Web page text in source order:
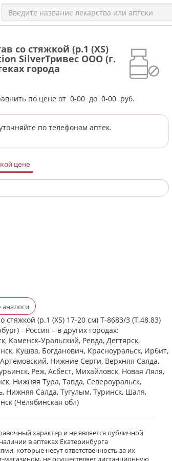
со стяжкой (р.1 (XS)
SilverТривес ООО (г.
города
по цене от 0-00 до 0-00 руб.
по телефонам аптек.
цене
аналоги
(р.1 (XS) 17-20 см) Т-8683/3 (Т.48.83)
- Россия – в других городах:
Каменск-Уральский, Ревда, Дегтярск,
Кушва, Богданович, Красноуральск, Ирбит,
Нижние Cерги, Верхняя Салда,
Реж, Асбест, Михайловск, Новая Ляля,
Нижняя Тура, Тавда, Североуральск,
Нижняя Салда, Тугулым, Туринск, Шаля,
(Челябинская обл)
характер и не является публичной
в аптеках Екатеринбурга
которые несут ответственность за их
магазином, не осуществляет дистанционную